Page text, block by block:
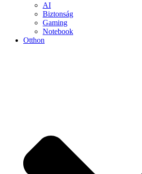
AI
Biztonság
Gaming
Notebook
Otthon